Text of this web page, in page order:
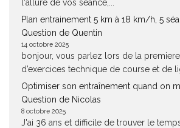
l'allure de vos séance,...
Plan entrainement 5 km à 18 km/h, 5
Question de Quentin
14 octobre 2025
bonjour, vous parlez lors de la
d’exercices technique de course et de
Optimiser son entraînement quand on
Question de Nicolas
8 octobre 2025
J'ai 36 ans et difficile de trouver le